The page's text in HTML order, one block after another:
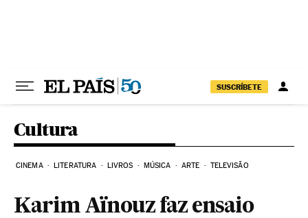
SUSCRÍBETE
Cultura
CINEMA LITERATURA LIVROS MÚSICA ARTE TELEVISÃO
Karim Aïnouz faz ensaio